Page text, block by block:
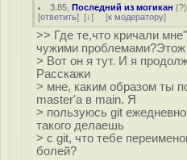
3.85 ,Последний из могикан (?
[ответить] [↓] [к модератору]
>> Где те,что кричали
чужими
> Вот он я тут. И я
Расскажи
> мне, каким образом ты
master'а в main. Я
> пользуюсь git
такого делаешь
> с git, что тебе
болей?